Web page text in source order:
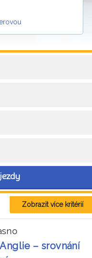
Zobrazit více kritérií
– srovnání